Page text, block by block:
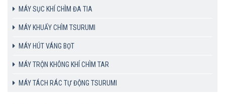
MÁY SỤC KHÍ CHÌM ĐA TIA
MÁY KHUẤY CHÌM TSURUMI
MÁY HÚT VÁNG BỌT
MÁY TRỘN KHÔNG KHÍ CHÌM TAR
MÁY TÁCH RÁC TỰ ĐỘNG TSURUMI